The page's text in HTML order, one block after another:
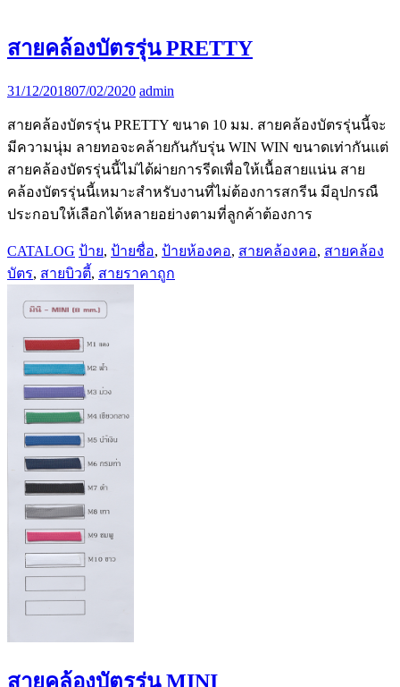
สายคล้องบัตรรุ่น PRETTY
31/12/201807/02/2020 admin
สายคล้องบัตรรุ่น PRETTY ขนาด 10 มม. สายคล้องบัตรรุ่นนี้จะ
มีความนุ่ม ลายทอจะคล้ายกันกับรุ่น WIN WIN ขนาดเท่ากันแต่
สายคล้องบัตรรุ่นนี้ไม่ได้ผ่ายการรีดเพื่อให้เนื้อสายแน่น สาย
คล้องบัตรรุ่นนี้เหมาะสำหรับงานที่ไม่ต้องการสกรีน มีอุปกรณื
ประกอบให้เลือกได้หลายอย่างตามที่ลูกค้าต้องการ
CATALOG ป้าย, ป้ายชื่อ, ป้ายห้องคอ, สายคล้องคอ, สายคล้อง
บัตร, สายบิวตี้, สายราคาถูก
สายคล้องบัตรรุ่น MINI